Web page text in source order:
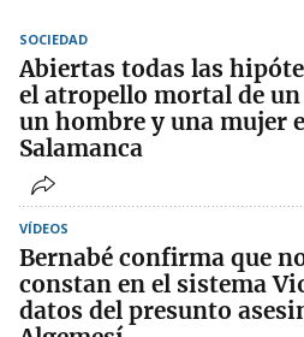
SOCIEDAD
Abiertas todas las
el atropello mortal de
un hombre y una mujer
Salamanca
VÍDEOS
Bernabé confirma que
constan en el sistema
datos del presunto